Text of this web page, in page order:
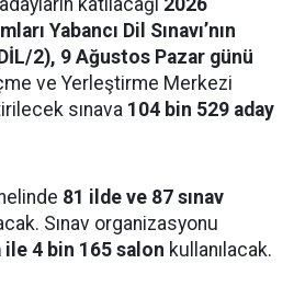
Yabancı Dil Sınavı’nın
2), 9 Ağustos Pazar günü
ve Yerleştirme Merkezi
sınava 104 bin 529 aday
81 ilde ve 87 sınav
Sınav organizasyonu
ile 4 bin 165 salon kullanılacak.